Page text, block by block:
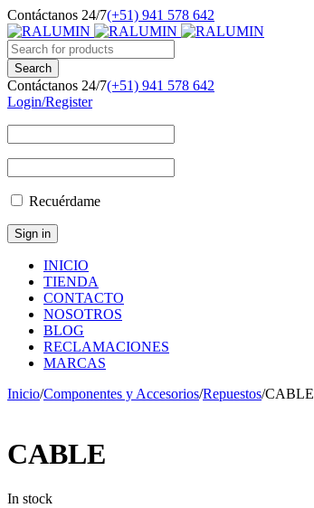
Contáctanos 24/7(+51) 941 578 642
Contáctanos 24/7(+51) 941 578 642
Login/Register
Recuérdame
INICIO
TIENDA
CONTACTO
NOSOTROS
BLOG
RECLAMACIONES
MARCAS
Inicio/Componentes y Accesorios/Repuestos/CABLE
CABLE
In stock